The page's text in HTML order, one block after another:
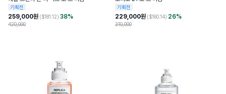
기획전
259,000원 ($181.12) 38%
420,000
기획전
229,000원 ($160.14) 26%
310,000